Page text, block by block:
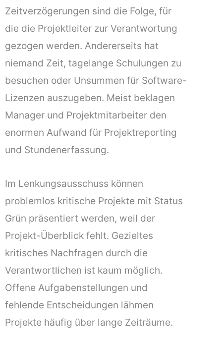
Zeitverzögerungen sind die Folge, für
die die Projektleiter zur Verantwortung
gezogen werden. Andererseits hat
niemand Zeit, tagelange Schulungen zu
besuchen oder Unsummen für Software-
Lizenzen auszugeben. Meist beklagen
Manager und Projektmitarbeiter den
enormen Aufwand für Projektreporting
und Stundenerfassung.
Im Lenkungsausschuss können
problemlos kritische Projekte mit Status
Grün präsentiert werden, weil der
Projekt-Überblick fehlt. Gezieltes
kritisches Nachfragen durch die
Verantwortlichen ist kaum möglich.
Offene Aufgabenstellungen und
fehlende Entscheidungen lähmen
Projekte häufig über lange Zeiträume.